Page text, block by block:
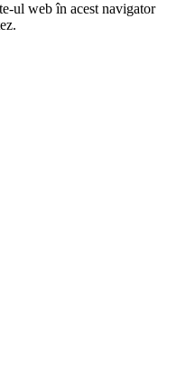
ul web în acest navigator